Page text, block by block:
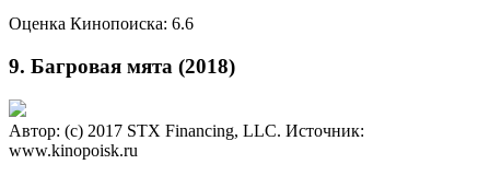
Оценка Кинопоиска: 6.6
9. Багровая мята (2018)
Автор: (c) 2017 STX Financing, LLC. Источник:
www.kinopoisk.ru